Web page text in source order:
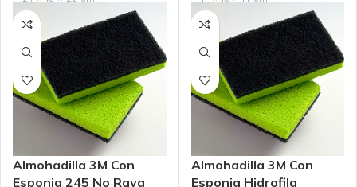
MARCAS 3M
FORMATO PACK 16
MARCAS 3M
FORMATO PACK 15
Almohadilla 3M Con
Esponja 245 No Raya
Almohadilla 3M Con
Esponja Hidrofila